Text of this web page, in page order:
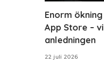
Enorm
App Store –
anledningen
22 juli 2026